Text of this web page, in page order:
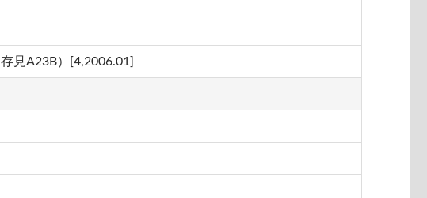
見A23B）[4,2006.01]